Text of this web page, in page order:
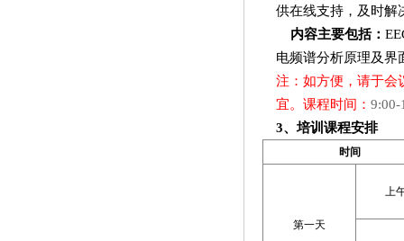
供在线支持，及时解
内容主要包括：
电频谱分析原理及界
注：如方便，请于会
宜。课程时间： 9:00-
3、培训课程安排
时间
第一天
上